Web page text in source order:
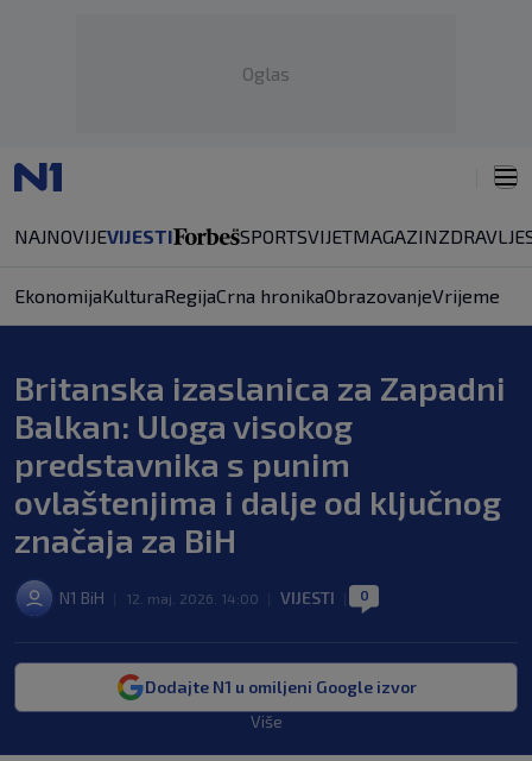
Oglas
NAJNOVIJEVIJESTI SPORTSVIJETMAGAZINZDRAVLJE
EkonomijaKulturaRegijaCrna hronikaObrazovanjeVrijeme
Britanska izaslanica za Zapadni
Balkan: Uloga visokog
predstavnika s punim
ovlaštenjima i dalje od ključnog
značaja za BiH
N1 BiH 12. maj. 2026. 14:00 VIJESTI 0
Dodajte N1 u omiljeni Google izvor
Više